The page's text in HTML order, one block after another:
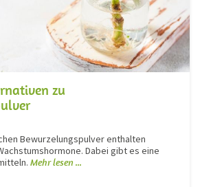
zu
Bewurzelungspulver enthalten
Dabei gibt es eine
Mehr lesen ...